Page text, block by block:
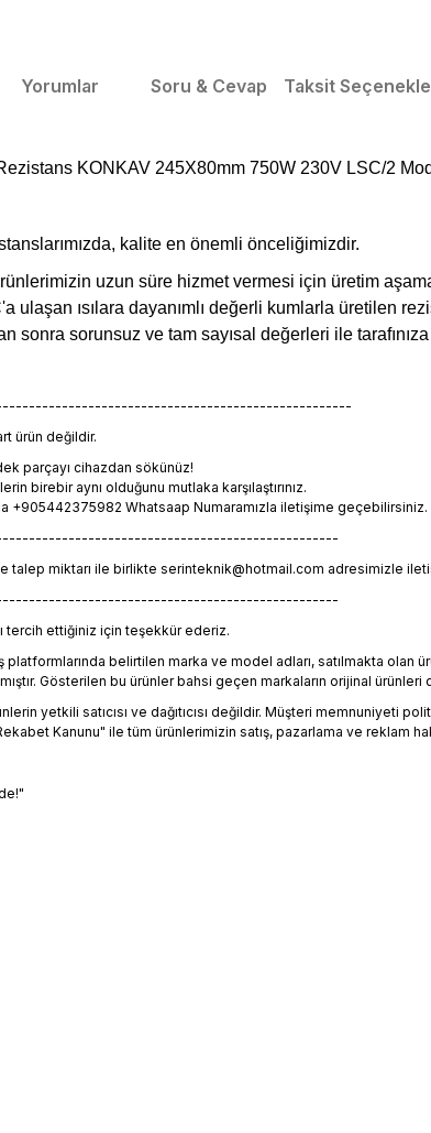
Yorumlar Soru & Cevap Taksit
Rezistans KONKAV 245X80mm 750W 230V LSC/2
kalite en önemli önceliğimizdir.
uzun süre hizmet vermesi için üretim
ulaşan ısılara dayanımlı değerli kumlarla üretilen
sonra sorunsuz ve tam sayısal değerleri ile
ürün değildir.
parçayı cihazdan sökünüz!
birebir aynı olduğunu mutlaka karşılaştırınız.
+905442375982 Whatsaap Numaramızla iletişime
talep miktarı ile birlikte serinteknik@hotmail.com adresimizle
tercih ettiğiniz için teşekkür ederiz.
platformlarında belirtilen marka ve model adları, satılmakta
Gösterilen bu ürünler bahsi geçen markaların orijinal ürünleri
yetkili satıcısı ve dağıtıcısı değildir. Müşteri memnuniyeti
Kanunu" ile tüm ürünlerimizin satış, pazarlama ve reklam